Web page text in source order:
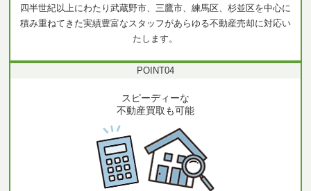
四半世紀以上にわたり武蔵野市、三鷹市、練馬区、杉並区を中心に
積み重ねてきた実績豊富なスタッフがあらゆる不動産売却に対応い
たします。
POINT04
スピーディーな
不動産買取も可能